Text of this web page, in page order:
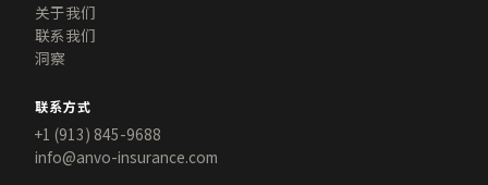
关于我们
联系我们
洞察
联系方式
+1 (913) 845-9688
info@anvo-insurance.com
电子邮件 *
所在州 *